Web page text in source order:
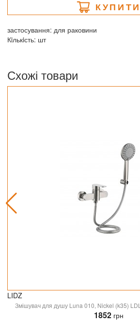
КУПИТИ
застосування: для раковини
Кiлькiсть: шт
Схожі товари
LIDZ
Змішувач для душу Luna 010, Nickel (k35)
1852грн